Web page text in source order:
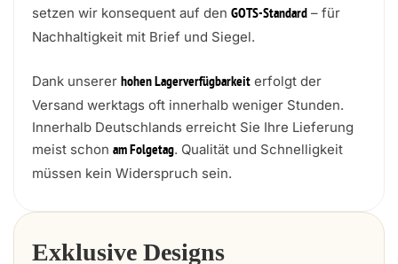
setzen wir konsequent auf den GOTS-Standard – für
Nachhaltigkeit mit Brief und Siegel.
Dank unserer hohen Lagerverfügbarkeit erfolgt der
Versand werktags oft innerhalb weniger Stunden.
Innerhalb Deutschlands erreicht Sie Ihre Lieferung
meist schon am Folgetag. Qualität und Schnelligkeit
müssen kein Widerspruch sein.
Exklusive Designs